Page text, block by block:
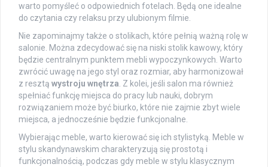
warto pomyśleć o odpowiednich fotelach. Będą one idealne
do czytania czy relaksu przy ulubionym filmie.
Nie zapominajmy także o stolikach, które pełnią ważną rolę w
salonie. Można zdecydować się na niski stolik kawowy, który
będzie centralnym punktem mebli wypoczynkowych. Warto
zwrócić uwagę na jego styl oraz rozmiar, aby harmonizował
z resztą wystroju wnętrza. Z kolei, jeśli salon ma również
spełniać funkcję miejsca do pracy lub nauki, dobrym
rozwiązaniem może być biurko, które nie zajmie zbyt wiele
miejsca, a jednocześnie będzie funkcjonalne.
Wybierając meble, warto kierować się ich stylistyką. Meble w
stylu skandynawskim charakteryzują się prostotą i
funkcjonalnością, podczas gdy meble w stylu klasycznym